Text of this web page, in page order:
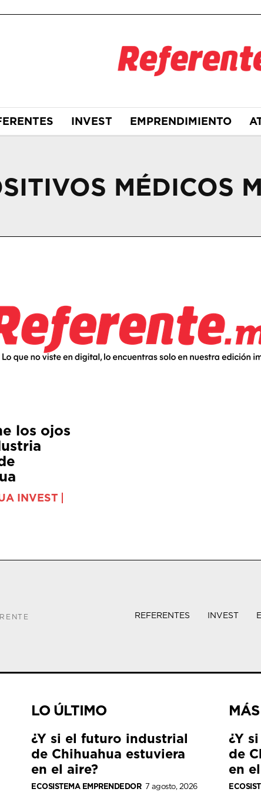
INVEST EMPRENDIMIENTO
MÉDICOS
los ojos
INVEST
REFERENTES INVEST
LO ÚLTIMO
¿Y si el futuro industrial
de Chihuahua estuviera
en el aire?
ECOSISTEMA EMPRENDEDOR 7 agosto, 2026
¿Y
de
en